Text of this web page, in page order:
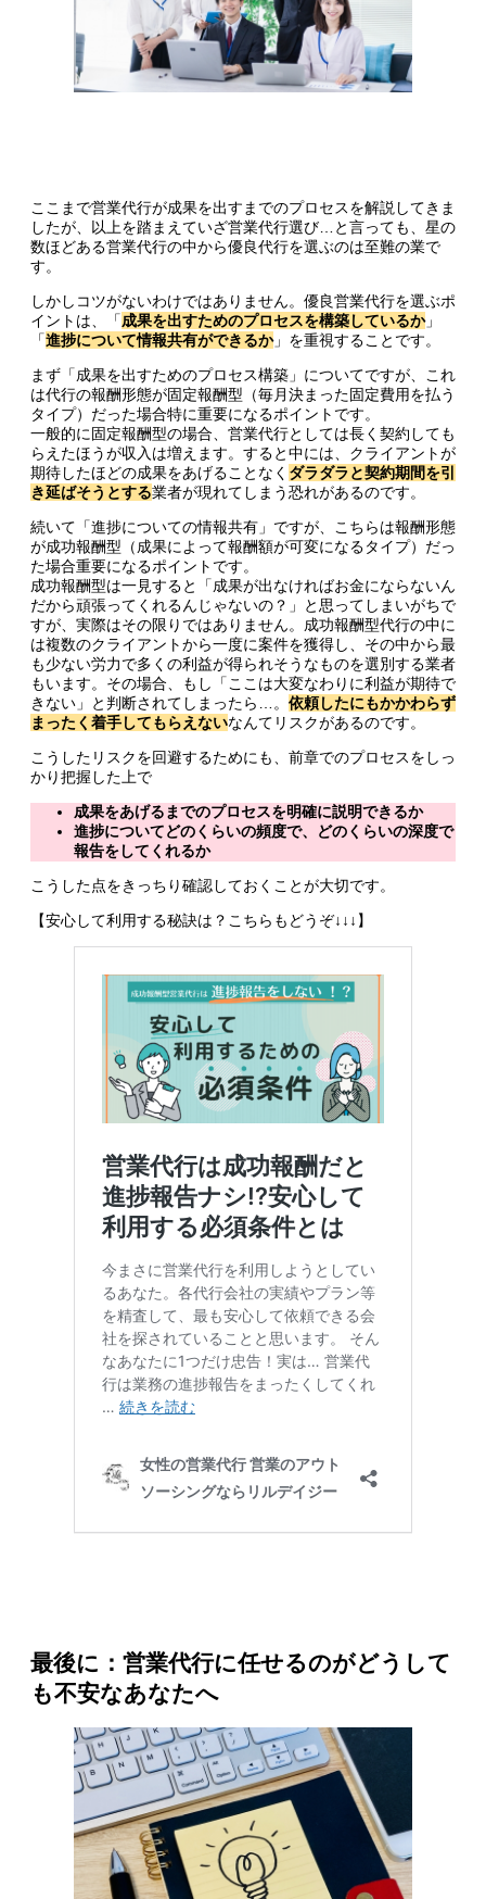
ここまで営業代行が成果を出すまでのプロセスを解説してきま
したが、以上を踏まえていざ営業代行選び…と言っても、星の
数ほどある営業代行の中から優良代行を選ぶのは至難の業で
す。
しかしコツがないわけではありません。優良営業代行を選ぶポ
イントは、「成果を出すためのプロセスを構築しているか」
「進捗について情報共有ができるか」を重視することです。
まず「成果を出すためのプロセス構築」についてですが、これ
は代行の報酬形態が固定報酬型（毎月決まった固定費用を払う
タイプ）だった場合特に重要になるポイントです。
一般的に固定報酬型の場合、営業代行としては長く契約しても
らえたほうが収入は増えます。すると中には、クライアントが
期待したほどの成果をあげることなく ダラダラと契約期間を引
き延ばそうとする業者が現れてしまう恐れがあるのです。
続いて「進捗についての情報共有」ですが、こちらは報酬形態
が成功報酬型（成果によって報酬額が可変になるタイプ）だっ
た場合重要になるポイントです。
成功報酬型は一見すると「成果が出なければお金にならないん
だから頑張ってくれるんじゃないの？」と思ってしまいがちで
すが、実際はその限りではありません。成功報酬型代行の中に
は複数のクライアントから一度に案件を獲得し、その中から最
も少ない労力で多くの利益が得られそうなものを選別する業者
もいます。その場合、もし「ここは大変なわりに利益が期待で
きない」と判断されてしまったら…。 依頼したにもかかわらず
まったく着手してもらえないなんてリスクがあるのです。
こうしたリスクを回避するためにも、前章でのプロセスをしっ
かり把握した上で
成果をあげるまでのプロセスを明確に説明できるか
進捗についてどのくらいの頻度で、どのくらいの深度で
報告をしてくれるか
こうした点をきっちり確認しておくことが大切です。
【安心して利用する秘訣は？こちらもどうぞ↓↓↓】
最後に：営業代行に任せるのがどうして
も不安なあなたへ